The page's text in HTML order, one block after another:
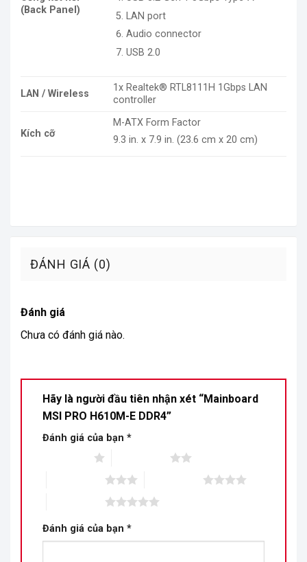
(Back Panel)
LAN port
Audio connector
USB 2.0
LAN / Wireless
1x Realtek® RTL8111H 1Gbps LAN
controller
Kích cỡ
M-ATX Form Factor
9.3 in. x 7.9 in. (23.6 cm x 20 cm)
ĐÁNH GIÁ (0)
Đánh giá
Chưa có đánh giá nào.
Hãy là người đầu tiên nhận xét “Mainboard
MSI PRO H610M-E DDR4”
Đánh giá của bạn *
Đánh giá của bạn *